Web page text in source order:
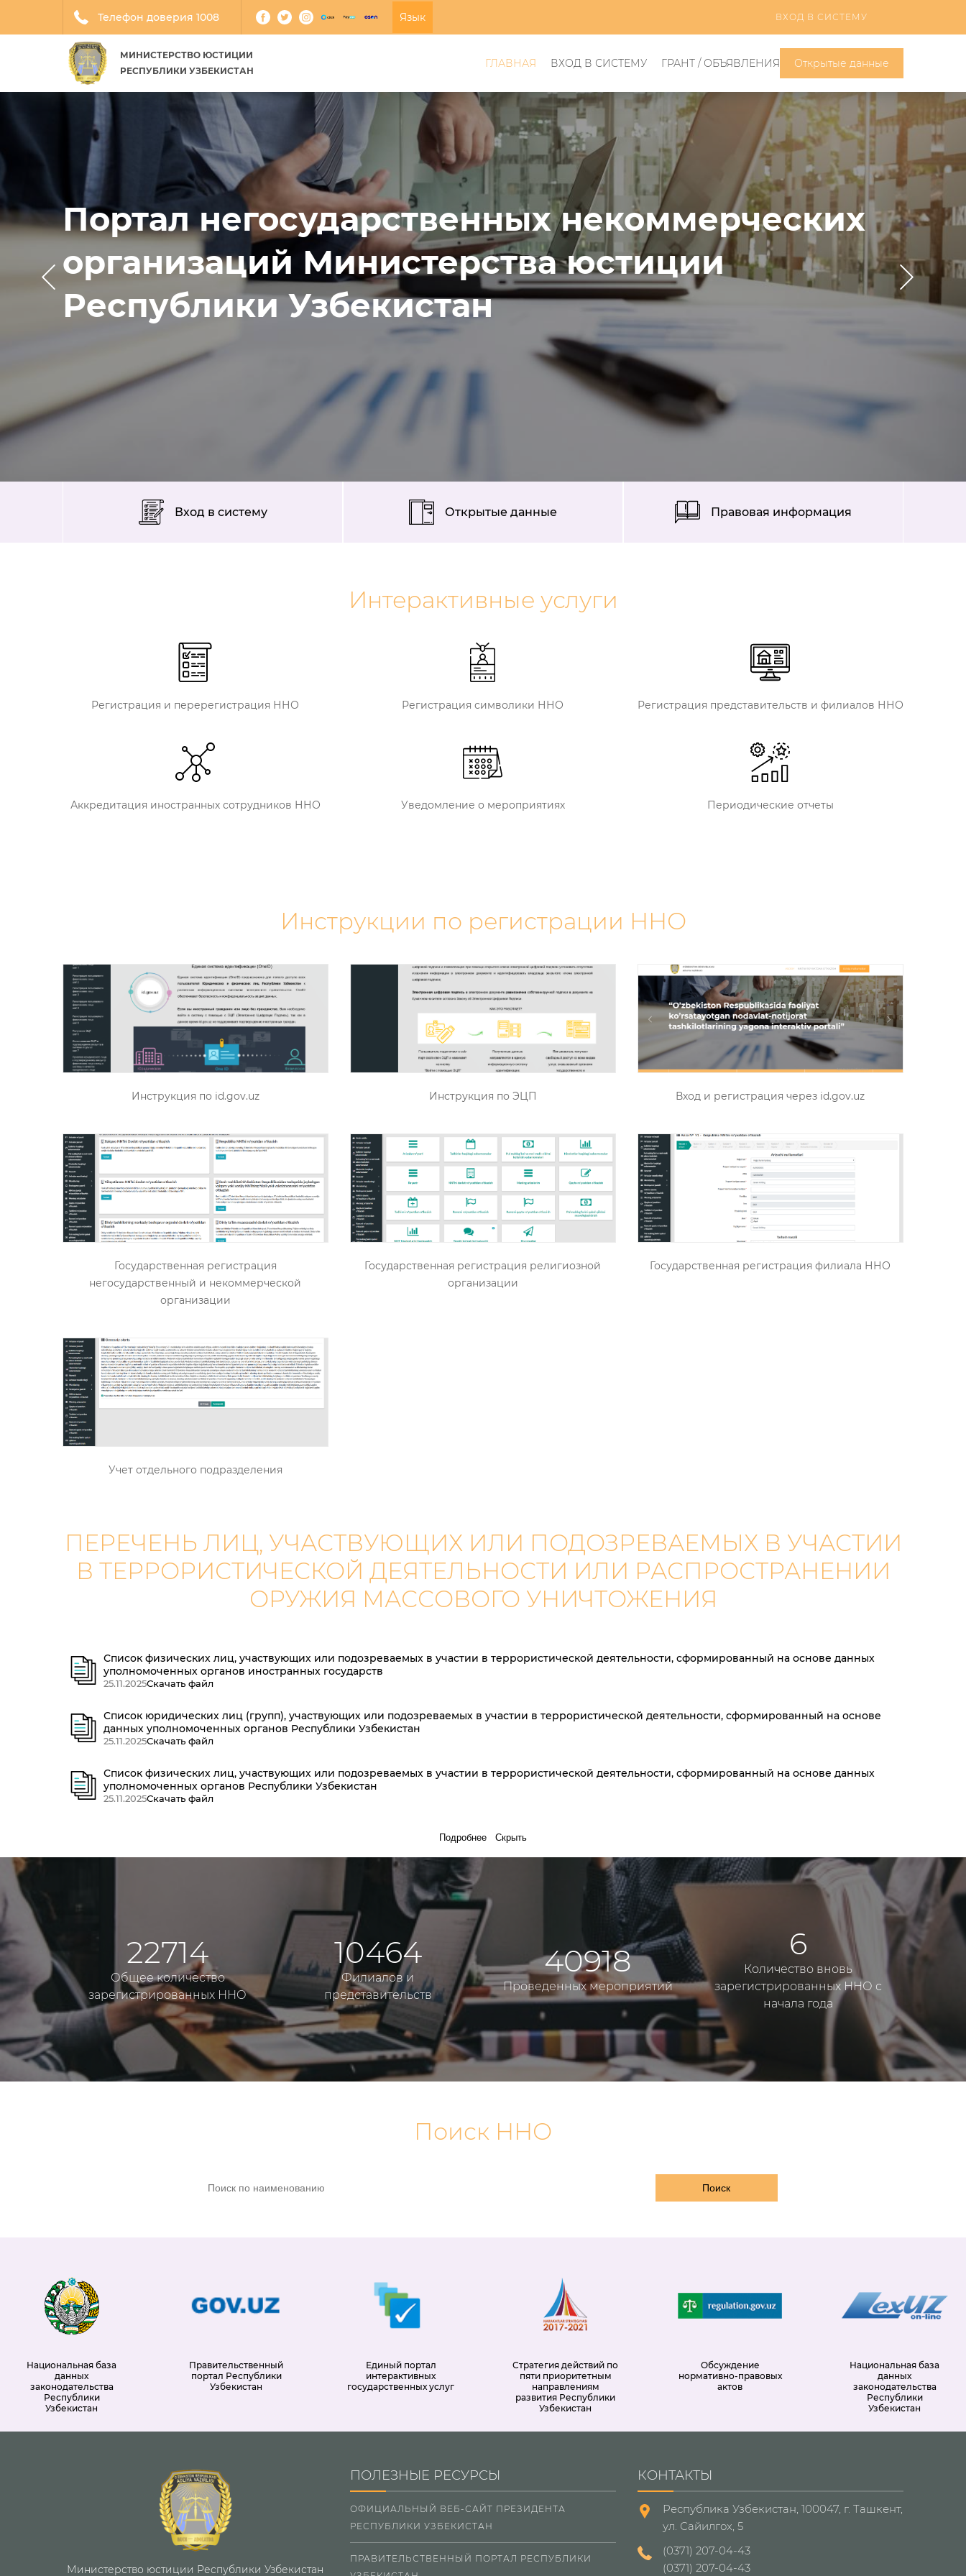
Телефон доверия 1008 Язык ВХОД В СИСТЕМУ
МИНИСТЕРСТВО ЮСТИЦИИ
РЕСПУБЛИКИ УЗБЕКИСТАН
ГЛАВНАЯ ВХОД В СИСТЕМУ ГРАНТ / ОБЪЯВЛЕНИЯ Открытые данные
Портал негосударственных некоммерческих
организаций Министерства юстиции
Республики Узбекистан
Вход в систему Открытые данные Правовая информация
Интерактивные услуги
Регистрация и перерегистрация ННО Регистрация символики ННО Регистрация представительств и филиалов ННО
Аккредитация иностранных сотрудников ННО Уведомление о мероприятиях Периодические отчеты
Инструкции по регистрации ННО
Инструкция по id.gov.uz Инструкция по ЭЦП Вход и регистрация через id.gov.uz
Государственная регистрация
негосударственный и некоммерческой
организации
Государственная регистрация религиозной
организации
Государственная регистрация филиала ННО
Учет отдельного подразделения
ПЕРЕЧЕНЬ ЛИЦ, УЧАСТВУЮЩИХ ИЛИ ПОДОЗРЕВАЕМЫХ В УЧАСТИИ
В ТЕРРОРИСТИЧЕСКОЙ ДЕЯТЕЛЬНОСТИ ИЛИ РАСПРОСТРАНЕНИИ
ОРУЖИЯ МАССОВОГО УНИЧТОЖЕНИЯ
Список физических лиц, участвующих или подозреваемых в участии в террористической деятельности, сформированный на основе данных
уполномоченных органов иностранных государств
25.11.2025Скачать файл
Список юридических лиц (групп), участвующих или подозреваемых в участии в террористической деятельности, сформированный на основе
данных уполномоченных органов Республики Узбекистан
25.11.2025Скачать файл
Список физических лиц, участвующих или подозреваемых в участии в террористической деятельности, сформированный на основе данных
уполномоченных органов Республики Узбекистан
25.11.2025Скачать файл
Подробнее Скрыть
22714
Общее количество
зарегистрированных ННО
10464
Филиалов и
представительств
40918
Проведенных мероприятий
6
Количество вновь
зарегистрированных ННО с
начала года
Поиск ННО
Поиск
Национальная база
данных
законодательства
Республики
Узбекистан
Правительственный
портал Республики
Узбекистан
Единый портал
интерактивных
государственных услуг
Стратегия действий по
пяти приоритетным
направлениям
развития Республики
Узбекистан
Обсуждение
нормативно-правовых
актов
Национальная база
данных
законодательства
Республики
Узбекистан
Министерство юстиции Республики Узбекистан
ПОЛЕЗНЫЕ РЕСУРСЫ
ОФИЦИАЛЬНЫЙ ВЕБ-САЙТ ПРЕЗИДЕНТА
РЕСПУБЛИКИ УЗБЕКИСТАН
ПРАВИТЕЛЬСТВЕННЫЙ ПОРТАЛ РЕСПУБЛИКИ
КОНТАКТЫ
Республика Узбекистан, 100047, г. Ташкент,
ул. Сайилгох, 5
(0371) 207-04-43
(0371) 207-04-43